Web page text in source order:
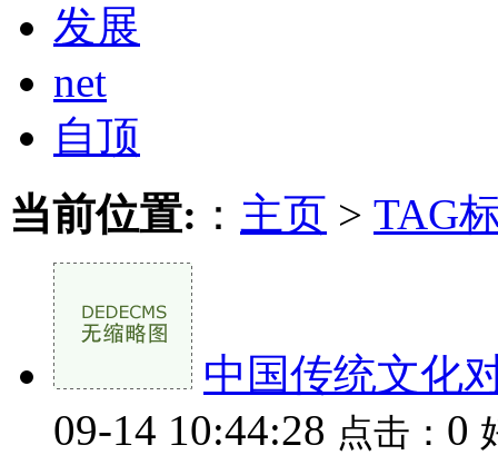
发展
net
自顶
当前位置: ： 主页 > TAG
中国传统文化
09-14 10:44:28 点击： 0